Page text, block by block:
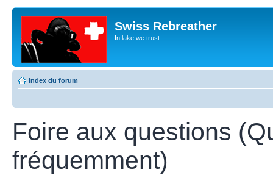
Swiss Rebreather
In lake we trust
Index du forum
Foire aux questions
fréquemment)